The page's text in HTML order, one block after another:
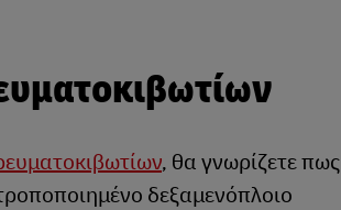
, θα γνωρίζετε πως
δεξαμενόπλοιο